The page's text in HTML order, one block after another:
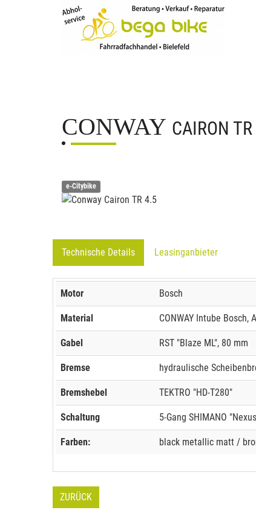
CONWAY CAIRON
e-Citybike
Technische Details Leasinganbieter
Motor Bosch
Material CONWAY Intube Bosch,
Gabel RST "Blaze ML", 80 mm
Bremse hydraulische
Bremshebel TEKTRO "HD-T280"
Schaltung 5-Gang SHIMANO
Farben: black metallic matt /
ZURÜCK